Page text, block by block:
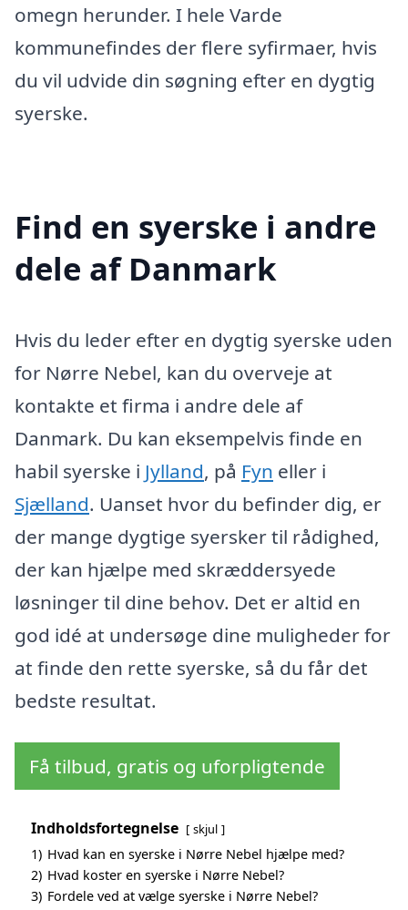
omegn herunder. I hele Varde
kommunefindes der flere syfirmaer, hvis
du vil udvide din søgning efter en dygtig
syerske.
Find en syerske i andre
dele af Danmark
Hvis du leder efter en dygtig syerske uden
for Nørre Nebel, kan du overveje at
kontakte et firma i andre dele af
Danmark. Du kan eksempelvis finde en
habil syerske i Jylland, på Fyn eller i
Sjælland. Uanset hvor du befinder dig, er
der mange dygtige syersker til rådighed,
der kan hjælpe med skræddersyede
løsninger til dine behov. Det er altid en
god idé at undersøge dine muligheder for
at finde den rette syerske, så du får det
bedste resultat.
Få tilbud, gratis og uforpligtende
Indholdsfortegnelse skjul
1) Hvad kan en syerske i Nørre Nebel hjælpe med?
2) Hvad koster en syerske i Nørre Nebel?
3) Fordele ved at vælge syerske i Nørre Nebel?